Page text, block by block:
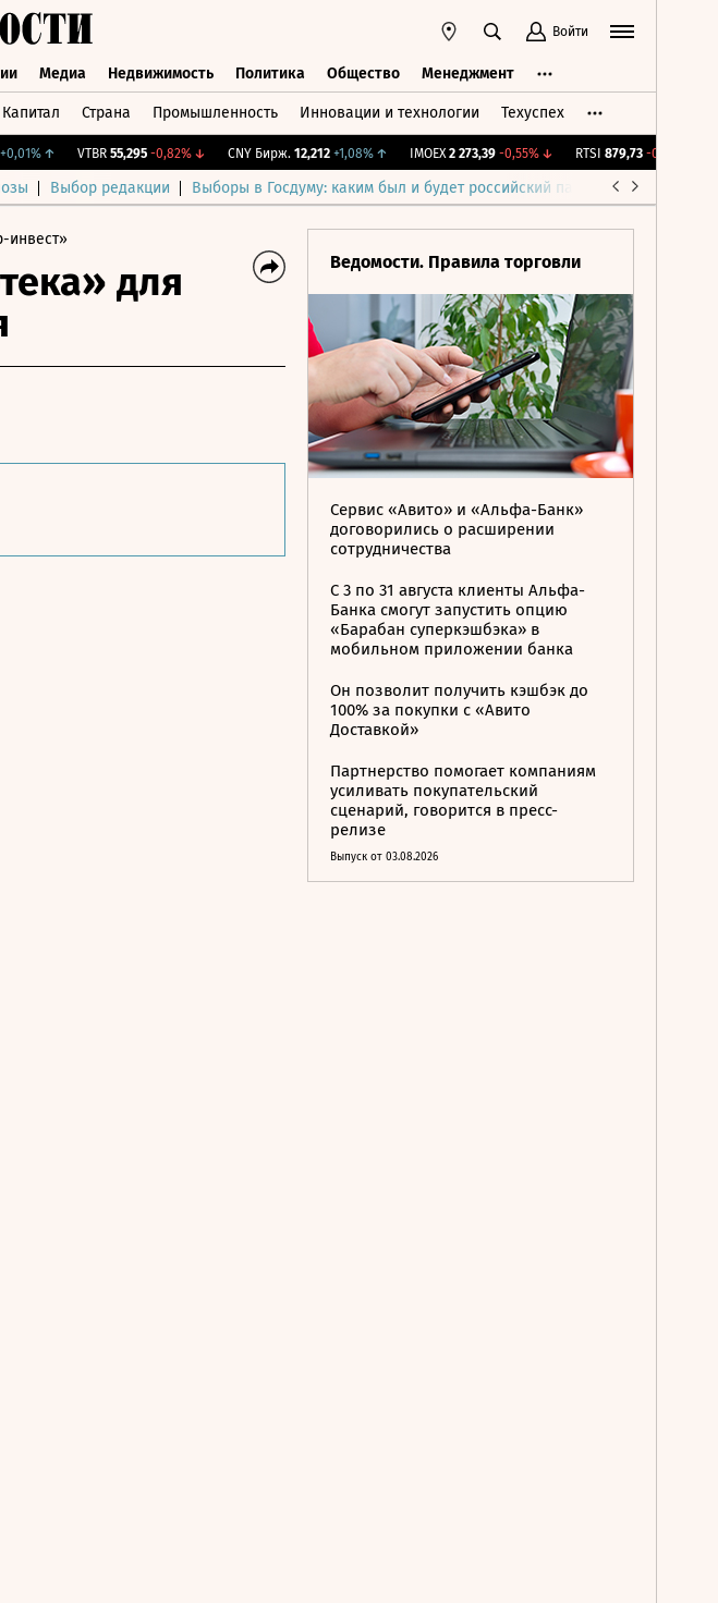
Войти
Медиа Недвижимость Политика Общество Менеджмент
Капитал Страна Промышленность Инновации и технологии Техуспех
↑ VTBR 55,295 -0,82%↓ CNY Бирж. 12,212 +1,08%↑ IMOEX 2 273,39 -0,55%↓ RTSI 879,73 -0,55%
Выбор редакции Выборы в Госдуму: каким был и будет российский парламент
инвест»
для
Ведомости. Правила торговли
Сервис «Авито» и «Альфа-Банк»
договорились о расширении
сотрудничества
С 3 по 31 августа клиенты Альфа-
Банка смогут запустить опцию
«Барабан суперкэшбэка» в
мобильном приложении банка
Он позволит получить кэшбэк до
100% за покупки с «Авито
Доставкой»
Партнерство помогает компаниям
усиливать покупательский
сценарий, говорится в пресс-
релизе
Выпуск от 03.08.2026